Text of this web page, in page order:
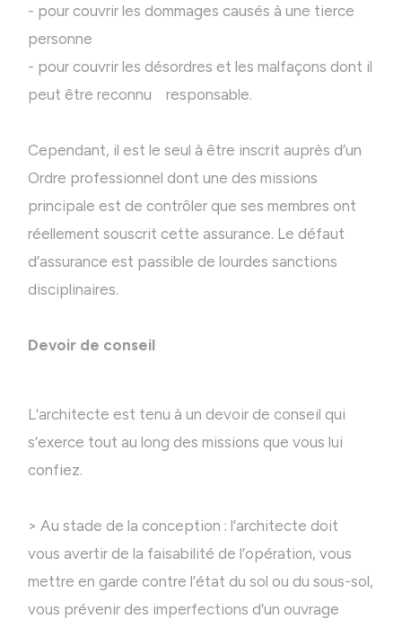
- pour couvrir les dommages causés à une tierce
personne
- pour couvrir les désordres et les malfaçons dont il
peut être reconnu responsable.
Cependant, il est le seul à être inscrit auprès d’un
Ordre professionnel dont une des missions
principale est de contrôler que ses membres ont
réellement souscrit cette assurance. Le défaut
d’assurance est passible de lourdes sanctions
disciplinaires.
Devoir de conseil
L’architecte est tenu à un devoir de conseil qui
s’exerce tout au long des missions que vous lui
confiez.
> Au stade de la conception : l’architecte doit
vous avertir de la faisabilité de l’opération, vous
mettre en garde contre l’état du sol ou du sous-sol,
vous prévenir des imperfections d’un ouvrage